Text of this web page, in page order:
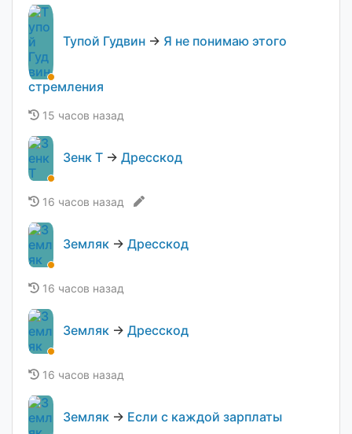
Тупой Гудвин → Я не понимаю этого
стремления
15 часов назад
Зенк Т → Дресскод
16 часов назад
Земляк → Дресскод
16 часов назад
Земляк → Дресскод
16 часов назад
Земляк → Если с каждой зарплаты